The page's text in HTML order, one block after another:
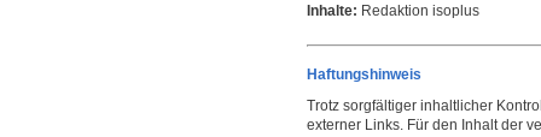
Inhalte: Redaktion isoplus
Haftungshinweis
Trotz sorgfältiger inhaltlicher
externer Links. Für den Inhalt der